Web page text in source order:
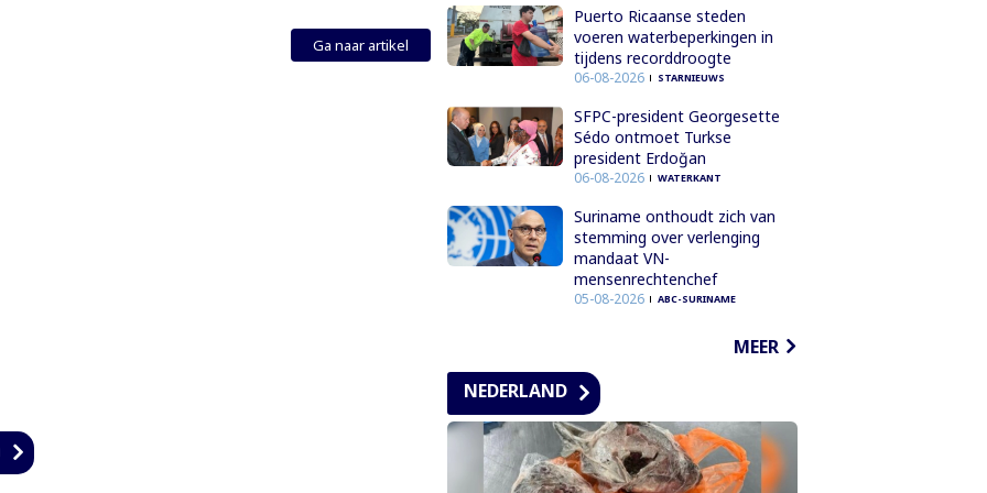
Ga naar artikel
Puerto Ricaanse steden
voeren waterbeperkingen in
tijdens recorddroogte
06-08-2026 STARNIEUWS
SFPC-president Georgesette
Sédo ontmoet Turkse
president Erdoğan
06-08-2026 WATERKANT
Suriname onthoudt zich van
stemming over verlenging
mandaat VN-
mensenrechtenchef
05-08-2026 ABC-SURINAME
MEER
NEDERLAND